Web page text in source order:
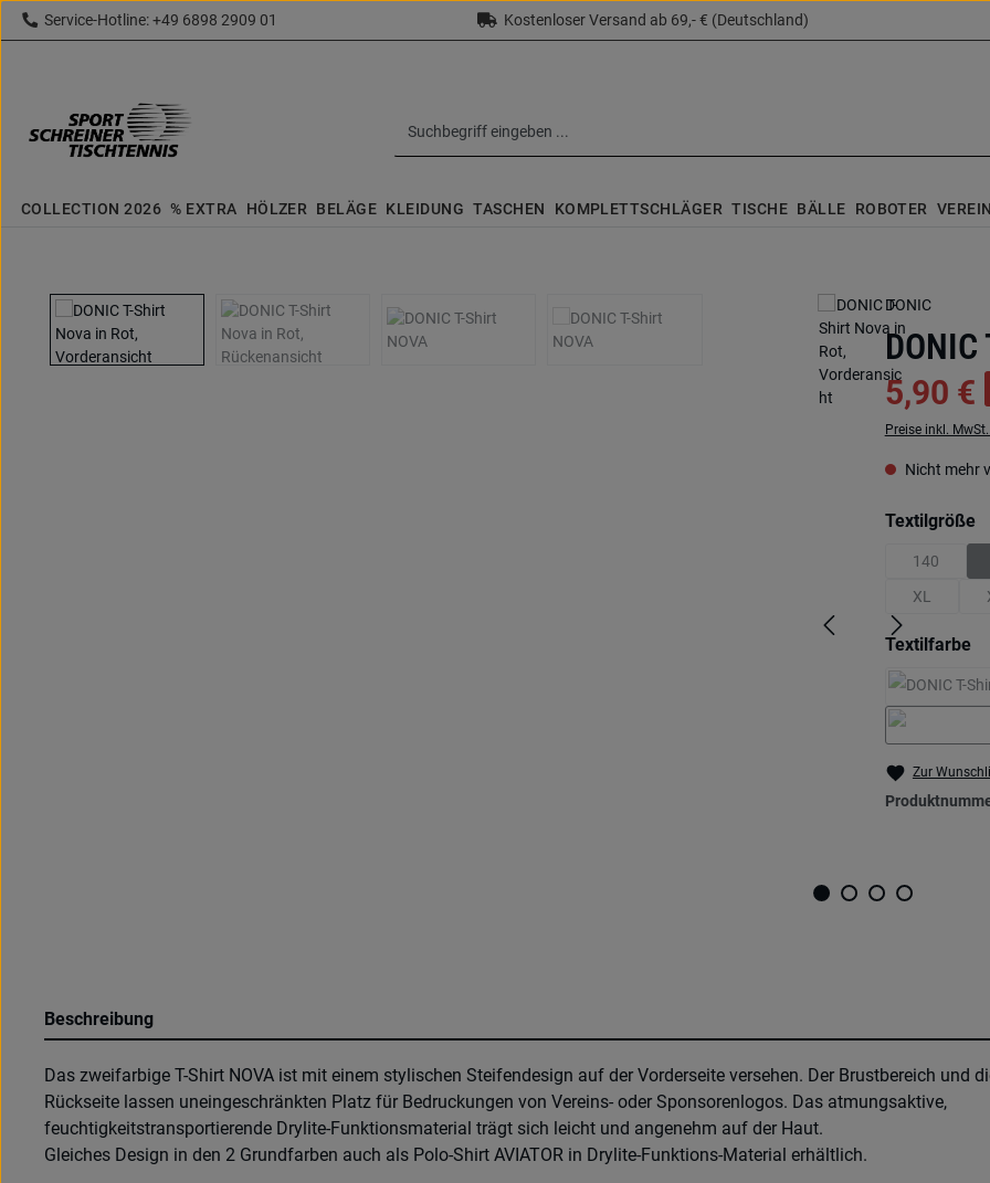
Hauptinhalt springen
Zur Suche springen
Zur Hauptnavigation springen
Service-Hotline: +49 6898 2909 01
Kostenloser Versand ab 69,- € (Deutschland)
COLLECTION 2026 % EXTRA HÖLZER BELÄGE KLEIDUNG TASCHEN KOMPLETTSCHLÄGER TISCHE BÄLLE ROBOTER
Bildergalerie überspringen DONIC
DONIC
5,90 €
Preise inkl.
Nicht mehr
Textilgröße
140
(Diese
XL
Textilfarbe
Zur
Beschreibung
Das zweifarbige T-Shirt NOVA ist mit einem stylischen Steifendesign auf der Vorderseite versehen. Der Brustbereich und
Rückseite lassen uneingeschränkten Platz für Bedruckungen von Vereins- oder Sponsorenlogos. Das atmungsaktive,
feuchtigkeitstransportierende Drylite-Funktionsmaterial trägt sich leicht und angenehm auf der Haut.
Gleiches Design in den 2 Grundfarben auch als Polo-Shirt AVIATOR in Drylite-Funktions-Material erhältlich.